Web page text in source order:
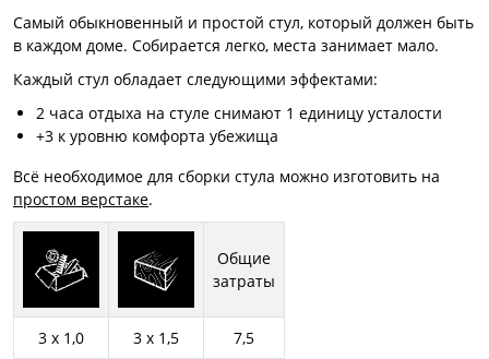
Самый обыкновенный и простой стул, который должен быть
в каждом доме. Собирается легко, места занимает мало.
Каждый стул обладает следующими эффектами:
2 часа отдыха на стуле снимают 1 единицу усталости
+3 к уровню комфорта убежища
Всё необходимое для сборки стула можно изготовить на
простом верстаке.
Общие
затраты
3 x 1,0 3 x 1,5 7,5